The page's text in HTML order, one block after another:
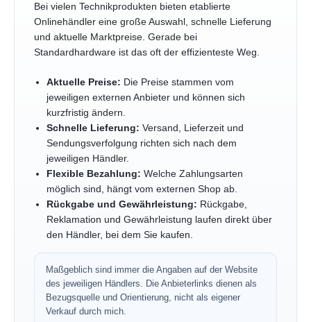
Bei vielen Technikprodukten bieten etablierte
Onlinehändler eine große Auswahl, schnelle Lieferung
und aktuelle Marktpreise. Gerade bei
Standardhardware ist das oft der effizienteste Weg.
Aktuelle Preise: Die Preise stammen vom
jeweiligen externen Anbieter und können sich
kurzfristig ändern.
Schnelle Lieferung: Versand, Lieferzeit und
Sendungsverfolgung richten sich nach dem
jeweiligen Händler.
Flexible Bezahlung: Welche Zahlungsarten
möglich sind, hängt vom externen Shop ab.
Rückgabe und Gewährleistung: Rückgabe,
Reklamation und Gewährleistung laufen direkt über
den Händler, bei dem Sie kaufen.
Maßgeblich sind immer die Angaben auf der Website
des jeweiligen Händlers. Die Anbieterlinks dienen als
Bezugsquelle und Orientierung, nicht als eigener
Verkauf durch mich.